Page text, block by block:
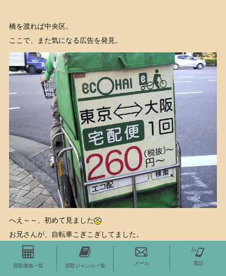
買取価格一覧 買取ジャンル一覧 メール 電話
橋を渡れば中央区。
ここで、また気になる広告を発見。
へえ～～、初めて見ました
お兄さんが、自転車こぎこぎしてました。